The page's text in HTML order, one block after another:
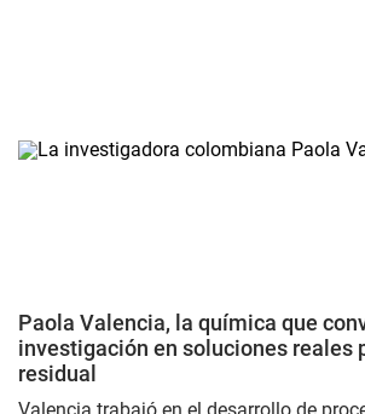
Paola Valencia, la química que
investigación en soluciones reales
residual